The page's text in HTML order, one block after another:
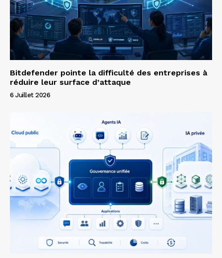
Bitdefender pointe la difficulté des entreprises à
réduire leur surface d’attaque
6 Juillet 2026